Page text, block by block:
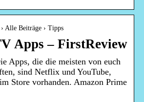
Alle Beiträge › Tipps
Apps – FirstReview
Apps, die die meisten von euch
sind Netflix und YouTube,
Store vorhanden. Amazon Prime